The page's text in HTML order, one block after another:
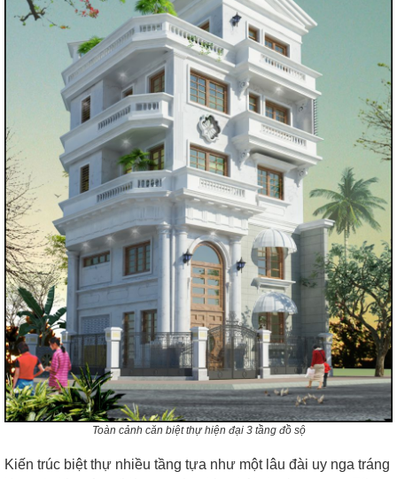
Toàn cảnh căn biệt thự hiện đại 3 tầng đồ sộ
Kiến trúc biệt thự nhiều tầng tựa như một lâu đài uy nga tráng